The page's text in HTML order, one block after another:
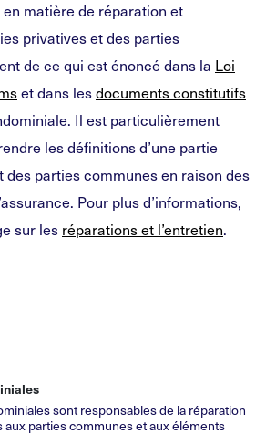
matière de réparation et
privatives et des parties
de ce qui est énoncé dans la Loi
et dans lesdocuments constitutifs
Il est particulièrement
les définitions d’une partie
des parties communes en raison des
Pour plus d’informations,
sur les réparations et l’entretien.
sont responsables de la réparation
parties communes et aux éléments